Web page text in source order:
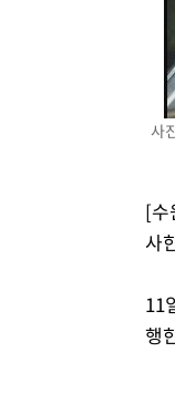
사
[수
사
11
행